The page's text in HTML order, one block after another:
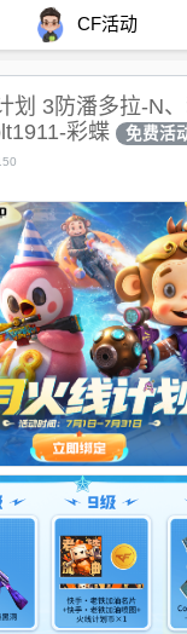
CF活动
划 3防潘多拉-N
彩蝶
免费活